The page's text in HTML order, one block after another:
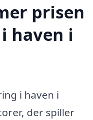
prisen
haven i
i haven i
der spiller